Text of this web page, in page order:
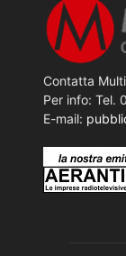
Contatta
Per info: Tel.
E-mail: